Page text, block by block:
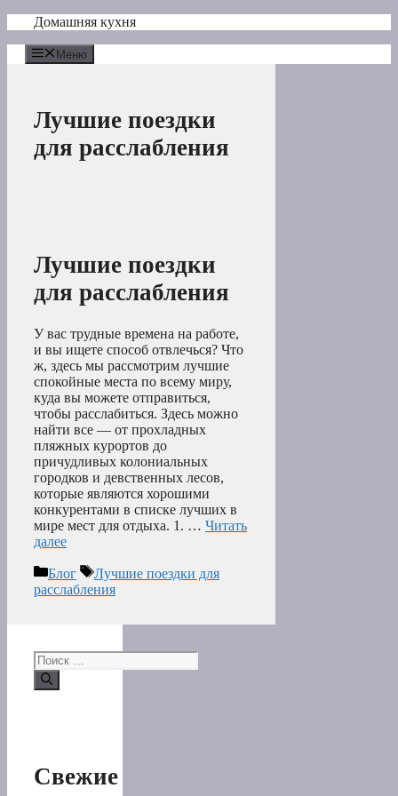
Перейти
содержимому
Домашняя кухня
Меню
Лучшие поездки
для расслабления
Лучшие поездки
для расслабления
У вас трудные времена на работе,
и вы ищете способ отвлечься? Что
ж, здесь мы рассмотрим лучшие
спокойные места по всему миру,
куда вы можете отправиться,
чтобы расслабиться. Здесь можно
найти все — от прохладных
пляжных курортов до
причудливых колониальных
городков и девственных лесов,
которые являются хорошими
конкурентами в списке лучших в
мире мест для отдыха. 1. … Читать
далее
Рубрики
Блог Метки
Лучшие поездки для
расслабления
Поиск:
Свежие